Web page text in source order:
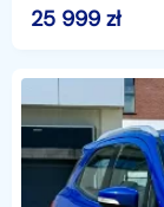
świetne osiągi i
25 999 zł